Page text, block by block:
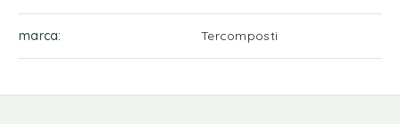
marca Tercomposti